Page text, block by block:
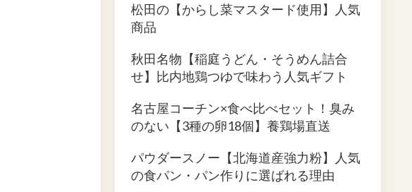
松田の【からし菜マスタード使用】人気
商品
秋田名物【稲庭うどん・そうめん詰合
せ】比内地鶏つゆで味わう人気ギフト
名古屋コーチン×食べ比べセット！臭み
のない【3種の卵18個】養鶏場直送
パウダースノー【北海道産強力粉】人気
の食パン・パン作りに選ばれる理由